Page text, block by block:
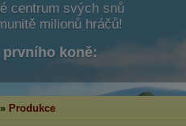
centrum svých snů
milionů hráčů!
koně:
» Produkce